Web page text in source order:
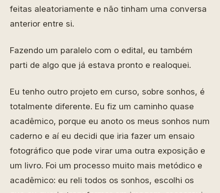
feitas aleatoriamente e não tinham uma conversa
anterior entre si.
Fazendo um paralelo com o edital, eu também
parti de algo que já estava pronto e realoquei.
Eu tenho outro projeto em curso, sobre sonhos, é
totalmente diferente. Eu fiz um caminho quase
acadêmico, porque eu anoto os meus sonhos num
caderno e aí eu decidi que iria fazer um ensaio
fotográfico que pode virar uma outra exposição e
um livro. Foi um processo muito mais metódico e
acadêmico: eu reli todos os sonhos, escolhi os